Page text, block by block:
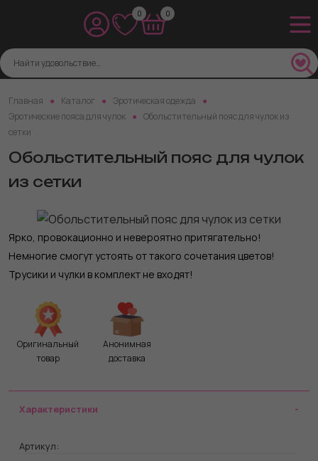
0 0
Главная Каталог
Эротическая одежда
Эротические пояса для чулок
Обольстительный пояс для чулок из
сетки
Обольстительный пояс для чулок
из сетки
Ярко, провокационно и невероятно притягательно!
Немногие смогут устоять от такого сочетания цветов!
Трусики и чулки в комплект не входят!
Оригинальный
товар
Анонимная
доставка
Характеристики
Артикул: